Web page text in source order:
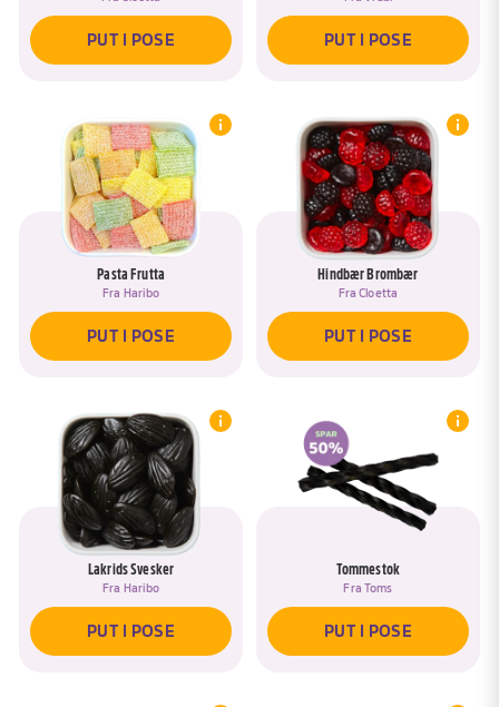
PUT I POSE PUT I POSE
Pasta Frutta
Fra Haribo
PUT I POSE
Hindbær Brombær
FraCloetta
PUT I POSE
Lakrids Svesker
Fra Haribo
PUT I POSE
Tommestok
Fra Toms
PUT I POSE